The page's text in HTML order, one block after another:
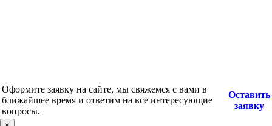
Оформите заявку на сайте, мы свяжемся с вами в
ближайшее время и ответим на все интересующие
вопросы.
Оставить
заявку